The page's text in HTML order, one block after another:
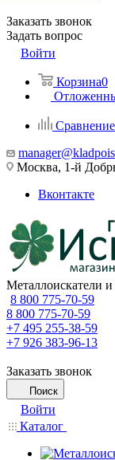
Заказать звонок
Задать вопрос
Войти
Корзина0
Москва, 1-й
Вконтакте
Металлоискатели
8 800 775-70-59
8 800 775-70-59
+7 495 255-38-59
+7 926 383-96-13
Заказать звонок
Поиск
Войти
Каталог